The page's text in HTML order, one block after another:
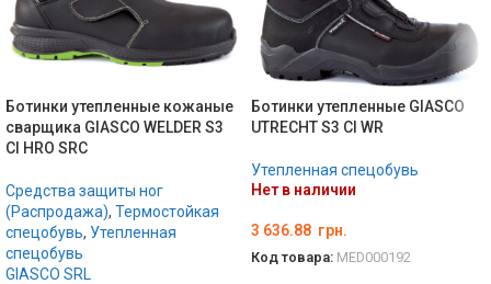
Ботинки утепленные кожаные
сварщика GIASCO WELDER S3
CI HRO SRC
Средства защиты ног
(Распродажа), Термостойкая
спецобувь, Утепленная
спецобувь
GIASCO SRL
Ботинки утепленные GIASCO
UTRECHT S3 CI WR
Утепленная спецобувь
Нет в наличии
3 636.88 грн.
Код товара: MED000192